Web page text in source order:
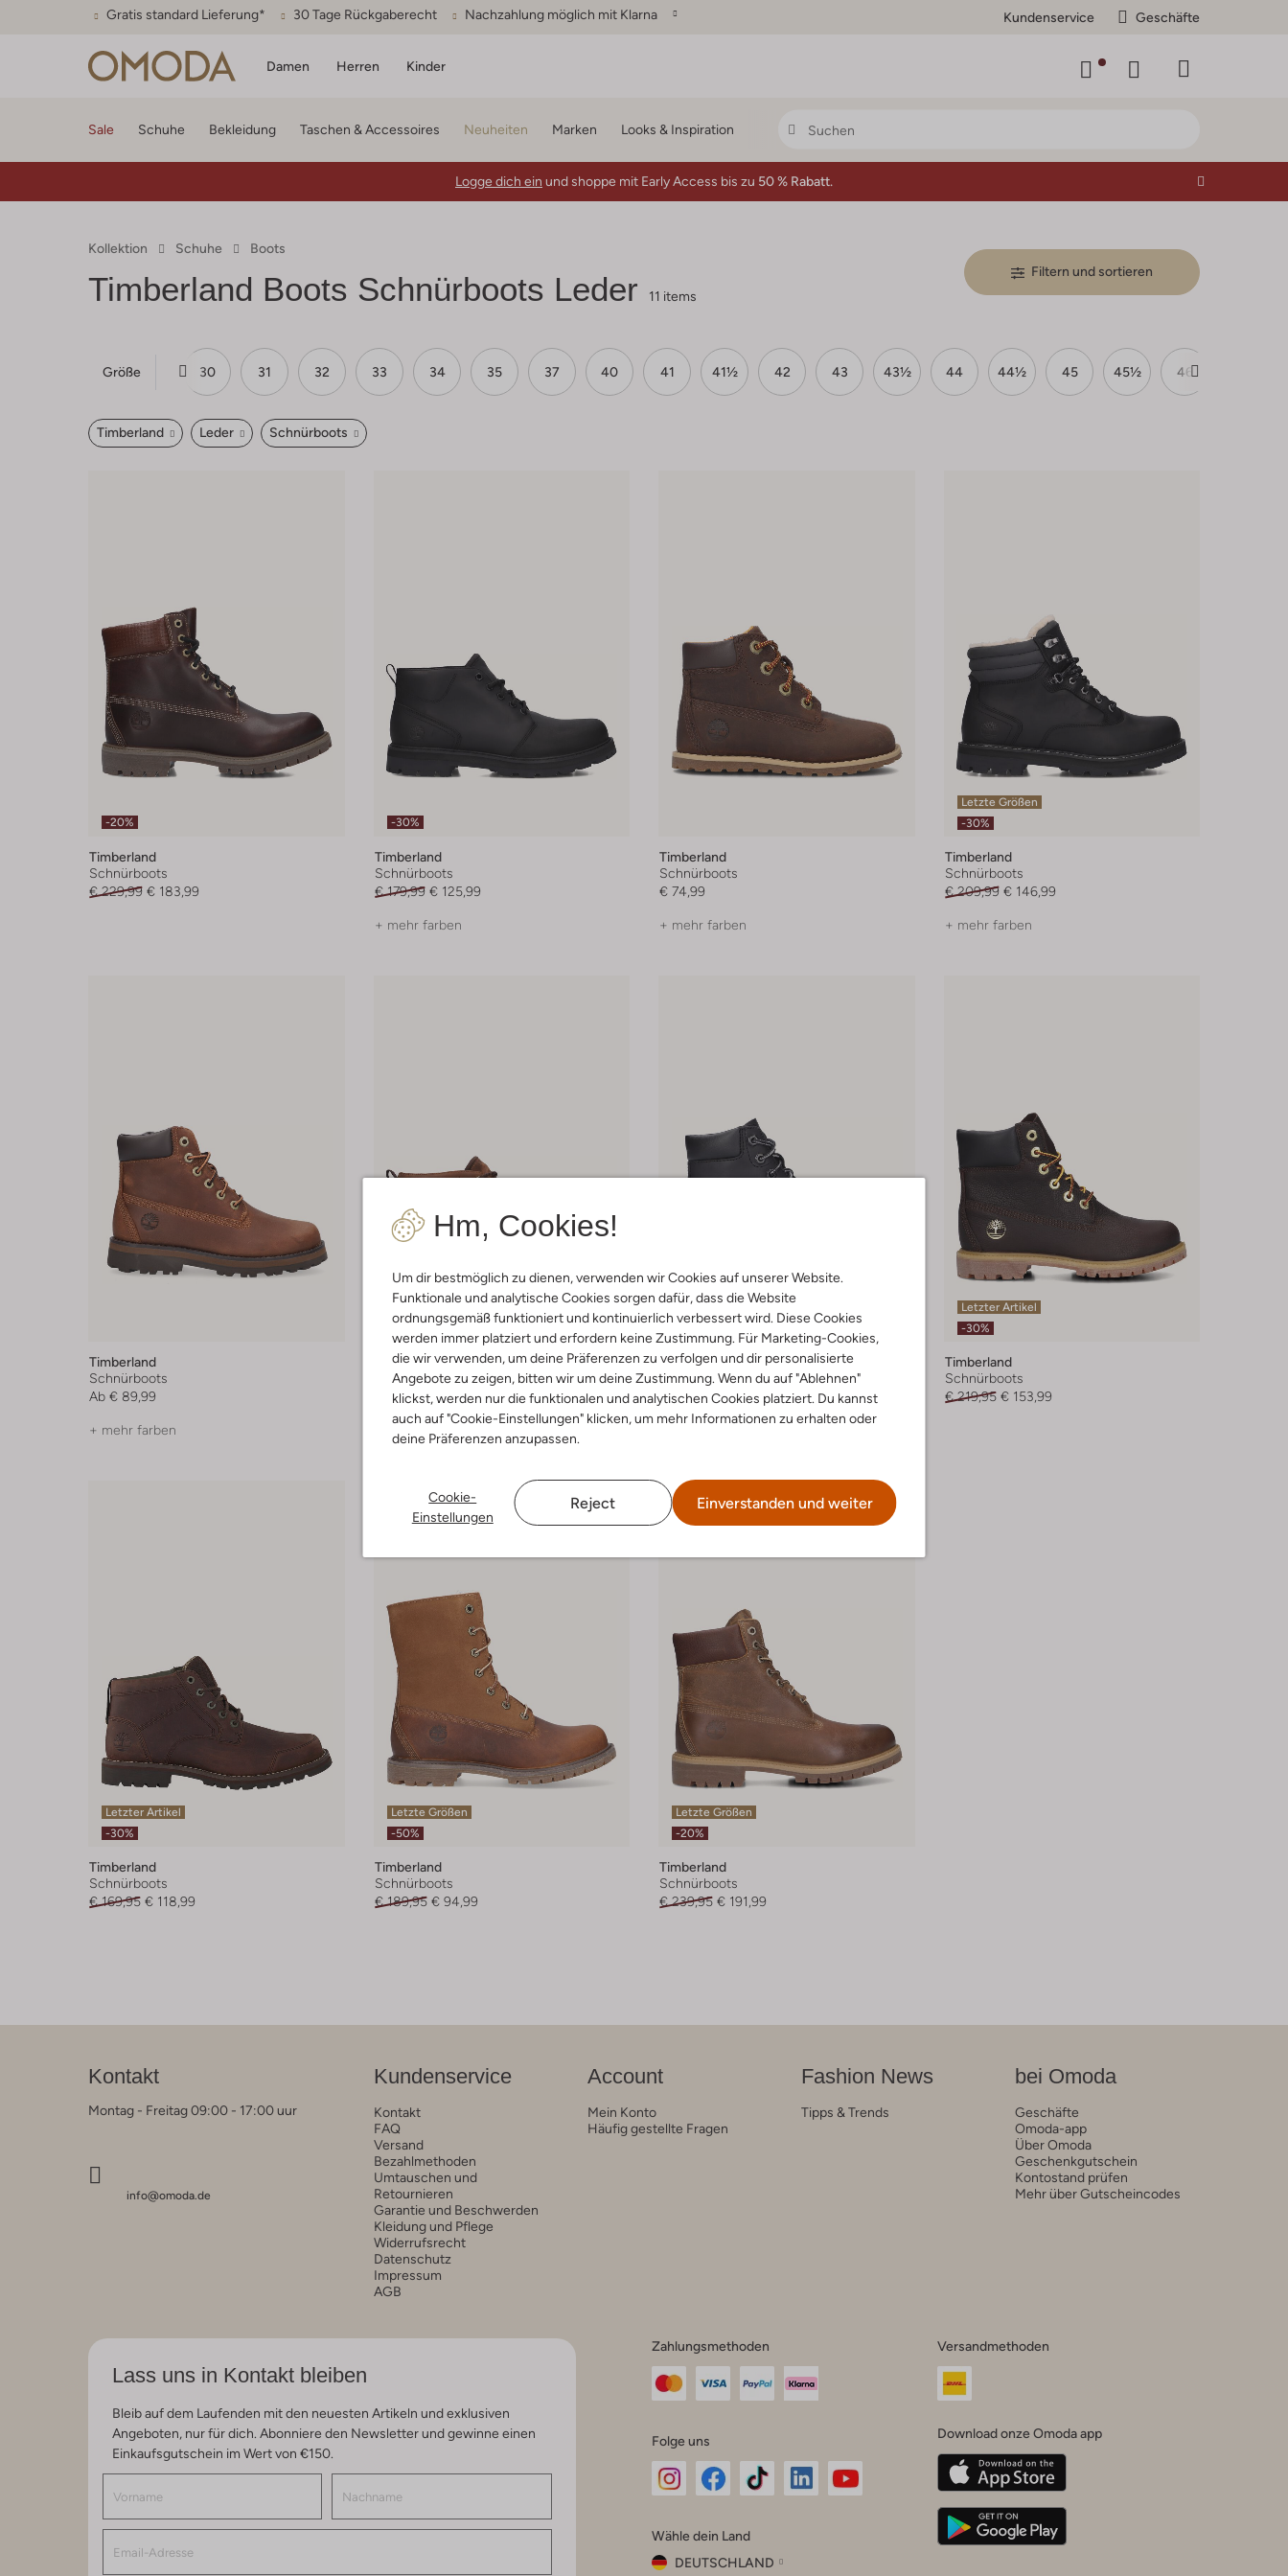
Gratis standard Lieferung* 30 Tage Rückgaberecht Nachzahlung möglich mit Klarna Kundenservice Geschäfte
Damen Herren Kinder
Hm, Cookies!
Um dir bestmöglich zu dienen, verwenden wir Cookies auf unserer Website.
Funktionale und analytische Cookies sorgen dafür, dass die Website
ordnungsgemäß funktioniert und kontinuierlich verbessert wird. Diese Cookies
werden immer platziert und erfordern keine Zustimmung. Für Marketing-Cookies,
die wir verwenden, um deine Präferenzen zu verfolgen und dir personalisierte
Angebote zu zeigen, bitten wir um deine Zustimmung. Wenn du auf "Ablehnen"
klickst, werden nur die funktionalen und analytischen Cookies platziert. Du kannst
auch auf "Cookie-Einstellungen" klicken, um mehr Informationen zu erhalten oder
deine Präferenzen anzupassen.
Cookie-
Einstellungen
Reject Einverstanden und weiter
Sale Schuhe Bekleidung Taschen & Accessoires Neuheiten Marken Looks & Inspiration
Logge dich ein und shoppe mit Early Access bis zu 50 % Rabatt.
Kollektion Schuhe Boots
Timberland Boots Schnürboots Leder 11 items
Filtern und sortieren
Größe 30 31 32 33 34 35 37 40 41 41½ 42 43 43½ 44 44½ 45 45½ 46
Timberland Leder Schnürboots
-20%
Timberland
Schnürboots
€ 229,99 € 183,99
-30%
Timberland
Schnürboots
€ 179,99 € 125,99
+ mehr farben
Timberland
Schnürboots
€ 74,99
+ mehr farben
Letzte Größen
-30%
Timberland
Schnürboots
€ 209,99 € 146,99
+ mehr farben
Timberland
Schnürboots
Ab € 89,99
+ mehr farben
-30%
Timberland
Schnürboots
€ 179,99 € 125,99
+ mehr farben
-20%
Timberland
Schnürboots
Ab € 71,99
Letzter Artikel
-30%
Timberland
Schnürboots
€ 219,95 € 153,99
Letzter Artikel
-30%
Timberland
Schnürboots
€ 169,95 € 118,99
Letzte Größen
-50%
Timberland
Schnürboots
€ 189,95 € 94,99
Letzte Größen
-20%
Timberland
Schnürboots
€ 239,95 € 191,99
Kontakt
Montag - Freitag 09:00 - 17:00 uur
info@omoda.de
Kundenservice
Kontakt
FAQ
Versand
Bezahlmethoden
Umtauschen und
Retournieren
Garantie und Beschwerden
Kleidung und Pflege
Widerrufsrecht
Datenschutz
Impressum
AGB
Account
Mein Konto
Häufig gestellte Fragen
Fashion News
Tipps & Trends
bei Omoda
Geschäfte
Omoda-app
Über Omoda
Geschenkgutschein
Kontostand prüfen
Mehr über Gutscheincodes
Lass uns in Kontakt bleiben
Bleib auf dem Laufenden mit den neuesten Artikeln und exklusiven
Angeboten, nur für dich. Abonniere den Newsletter und gewinne einen
Einkaufsgutschein im Wert von €150.
Zahlungsmethoden
Folge uns
Instagram
Facebook
TikTok
Wähle dein Land
DEUTSCHLAND
Versandmethoden
Download onze Omoda app